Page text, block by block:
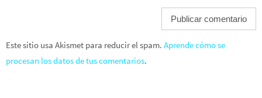
Este sitio usa Akismet para reducir el spam. Aprende cómo se
procesan los datos de tus comentarios.